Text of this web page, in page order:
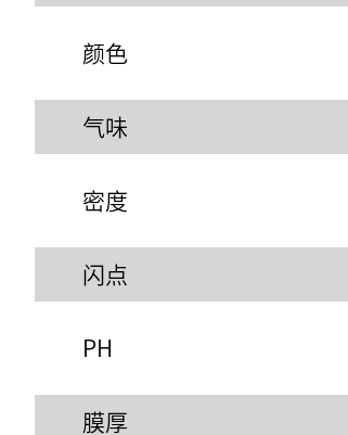
颜色
气味
密度
闪点
PH
膜厚